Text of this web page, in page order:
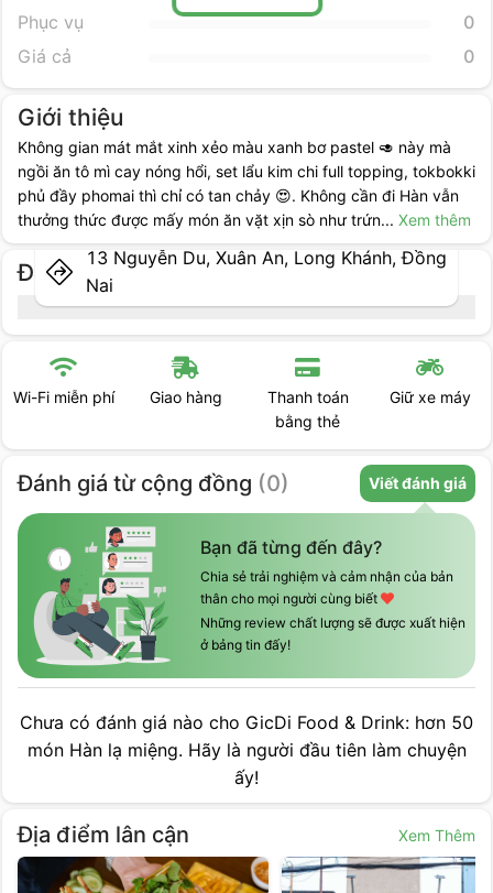
Phục vụ
0
Giá cả
0
Giới thiệu
Không gian mát mắt xinh xẻo màu xanh bơ pastel 🥑 này mà
ngồi ăn tô mì cay nóng hổi, set lẩu kim chi full topping, tokbokki
phủ đầy phomai thì chỉ có tan chảy 😍. Không cần đi Hàn vẫn
thưởng thức được mấy món ăn vặt xịn sò như trứn... Xem thêm
Địa điểm cụ thể
13 Nguyễn Du, Xuân An, Long Khánh, Đồng
Nai
Máy lạnh &
Giao hàng
Thanh toán
Giữ xe máy
Đánh giá từ cộng đồng (0) Viết đánh giá
Bạn đã từng đến đây?
Chia sẻ trải nghiệm và cảm nhận của bản
thân cho mọi người cùng biết
Những review chất lượng sẽ được xuất hiện
ở bảng tin đấy!
Chưa có đánh giá nào cho GicDi Food & Drink: hơn 50
món Hàn lạ miệng. Hãy là người đầu tiên làm chuyện
ấy!
Địa điểm lân cận Xem Thêm